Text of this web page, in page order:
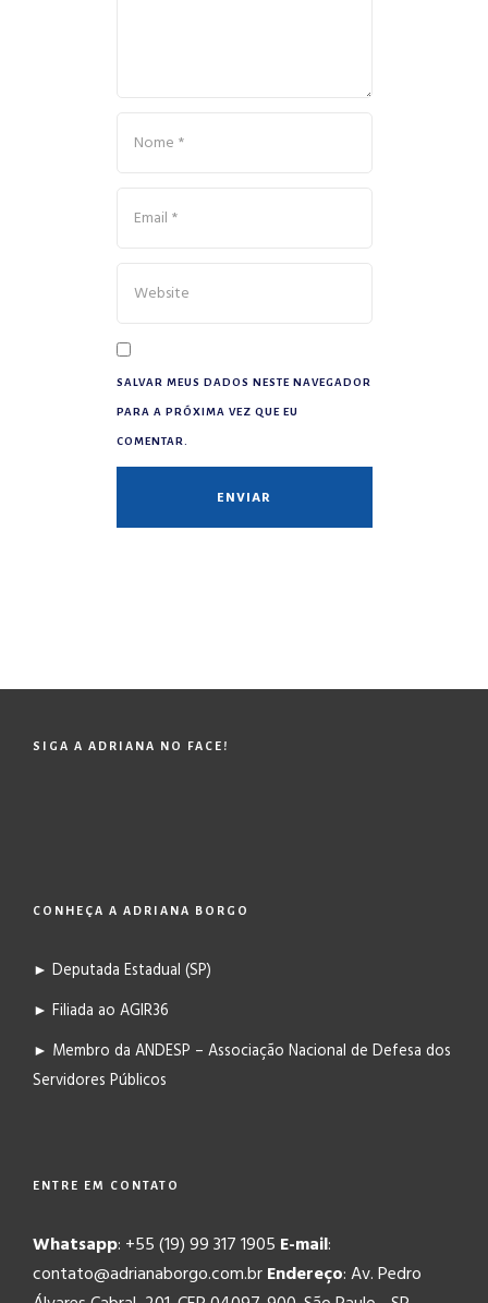
SALVAR MEUS DADOS NESTE NAVEGADOR
PARA A PRÓXIMA VEZ QUE EU
COMENTAR.
SIGA A ADRIANA NO FACE!
CONHEÇA A ADRIANA BORGO
► Deputada Estadual (SP)
► Filiada ao AGIR36
► Membro da ANDESP – Associação Nacional de Defesa dos
Servidores Públicos
ENTRE EM CONTATO
Whatsapp: +55 (19) 99 317 1905 E-mail:
contato@adrianaborgo.com.brEndereço: Av. Pedro